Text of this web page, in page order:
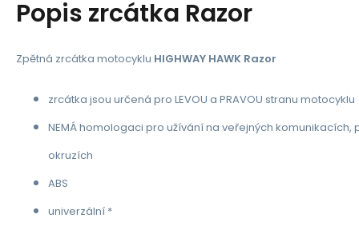
Popis zrcátka Razor
Zpětná zrcátka motocyklu HIGHWAY HAWK Razor
zrcátka jsou určená pro LEVOU a PRAVOU stranu motocyklu
NEMÁ homologaci pro užívání na veřejných komunikacích,
okruzích
ABS
univerzální *